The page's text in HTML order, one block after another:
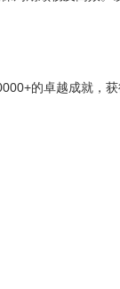
的卓越成就